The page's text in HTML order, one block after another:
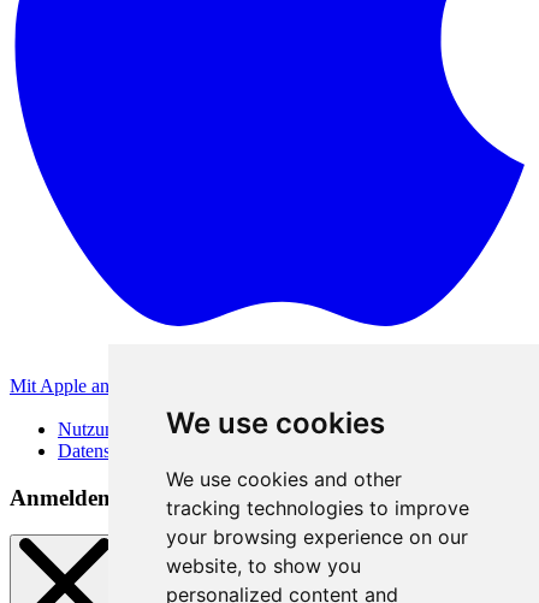
We use cookies
We use cookies and other
tracking technologies to improve
your browsing experience on our
website, to show you
personalized content and
Mit Apple anmelden
Nutzungsbedingungen
Datenschutzerklärung
Anmeldemethoden